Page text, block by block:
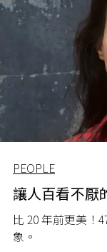
PEOPLE
讓人百看不厭
比 20 年前更美！
象。